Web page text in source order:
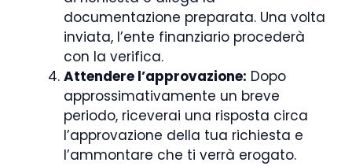
documentazione preparata. Una volta
inviata, l’ente finanziario procederà
con la verifica.
Attendere l’approvazione: Dopo
approssimativamente un breve
periodo, riceverai una risposta circa
l’approvazione della tua richiesta e
l’ammontare che ti verrà erogato.